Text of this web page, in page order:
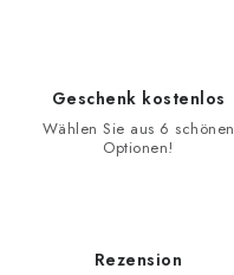
Geschenk kostenlos
Wählen Sie aus 6 schönen
Optionen!
Rezension